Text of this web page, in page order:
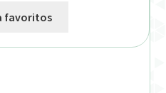
favoritos